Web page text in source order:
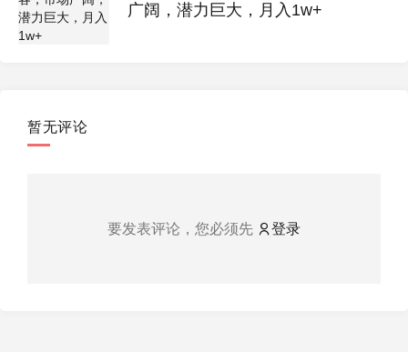
广阔，潜力巨大，月入1w+
暂无评论
要发表评论，您必须先 登录